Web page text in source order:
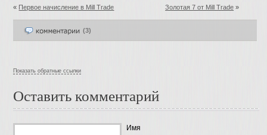
« Первое начисление в Mill Trade Золотая 7 от Mill Trade »
(3)
Показать обратные ссылки
Оставить комментарий
Имя